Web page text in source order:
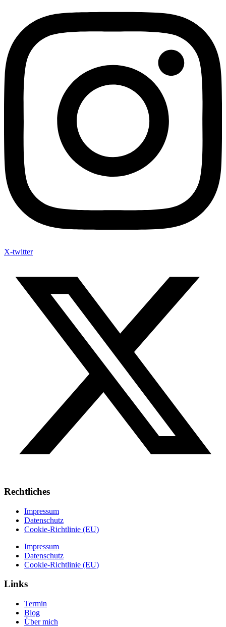
X-twitter
Rechtliches
Impressum
Datenschutz
Cookie-Richtlinie (EU)
Impressum
Datenschutz
Cookie-Richtlinie (EU)
Links
Termin
Blog
Über mich